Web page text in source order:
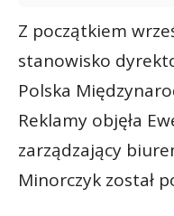
Z początkiem
stanowisko
Polska
Reklamy objęła
zarządzający
Minorczyk został